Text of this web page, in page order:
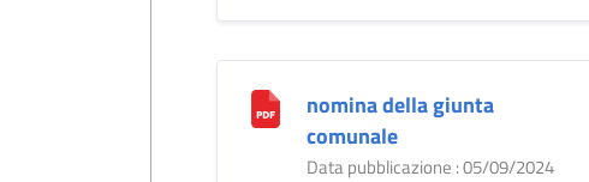
nomina della giunta
comunale
Data pubblicazione : 05/09/2024